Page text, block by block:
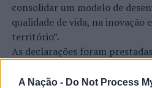
A Nação - Do Not Process
consolidar um modelo de
qualidade de vida, na inovação
território”.
As declarações foram
São Tiago, que decorreu entre